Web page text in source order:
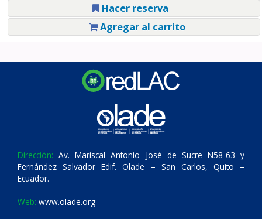
Hacer reserva
Agregar al carrito
Dirección: Av. Mariscal Antonio José de Sucre N58-63 y
Fernández Salvador Edif. Olade – San Carlos, Quito –
Ecuador.
Web: www.olade.org